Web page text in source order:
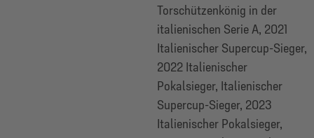
Torschützenkönig in der
italienischen Serie A, 2021
Italienischer Supercup-Sieger,
2022 Italienischer
Pokalsieger, Italienischer
Supercup-Sieger, 2023
Italienischer Pokalsieger,